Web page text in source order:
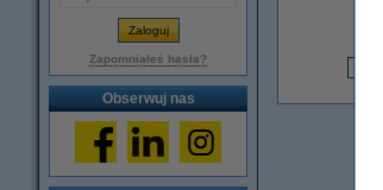
Zapomniałeś hasła?
Obserwuj nas